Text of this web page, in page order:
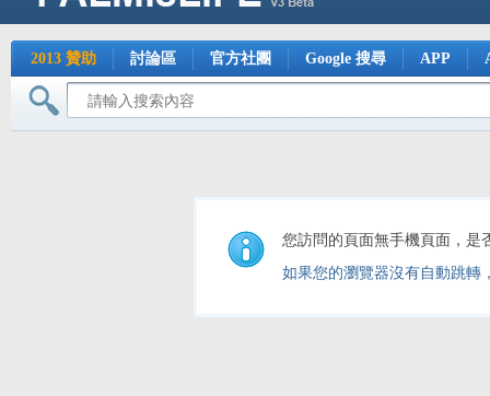
2013 贊助 討論區 官方社團 Google 搜尋 APP
您訪問的頁面無手機頁面，是
如果您的瀏覽器沒有自動跳轉